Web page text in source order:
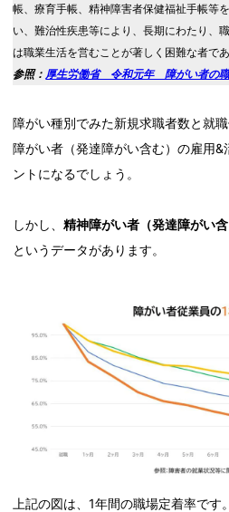
帳、療育手帳、精神障害者保健福祉手帳等
い、難治性疾患等により、長期にわたり、
は職業生活を営むことが著しく困難な者であ
参照： 厚生労働省 令和元年 障がい者の
障がい種別でみた新規求職者数と就
障がい者（発達障がい含む）の雇用
ントになるでしょう。
しかし、精神障がい者（発達障がい
というデータがあります。
上記の図は、1年間の職場定着率です。